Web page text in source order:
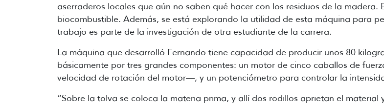
aserraderos locales que aún no saben qué hacer con los residuos de la
biocombustible. Además, se está explorando la utilidad de esta máquina para
trabajo es parte de la investigación de otra estudiante de la carrera.
La máquina que desarrolló Fernando tiene capacidad de producir unos 80
básicamente por tres grandes componentes: un motor de cinco caballos de
velocidad de rotación del motor—, y un potenciómetro para controlar la
“Sobre la tolva se coloca la materia prima, y allí dos rodillos aprietan el